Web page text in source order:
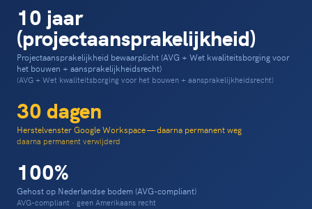
10 jaar
(projectaansprakelijkheid)
Projectaansprakelijkheid bewaarplicht (AVG + Wet kwaliteitsborging voor
het bouwen + aansprakelijkheidsrecht)
(AVG + Wet kwaliteitsborging voor het bouwen + aansprakelijkheidsrecht)
30 dagen
Herstelvenster Google Workspace — daarna permanent weg
daarna permanent verwijderd
100%
Gehost op Nederlandse bodem (AVG-compliant)
AVG-compliant · geen Amerikaans recht